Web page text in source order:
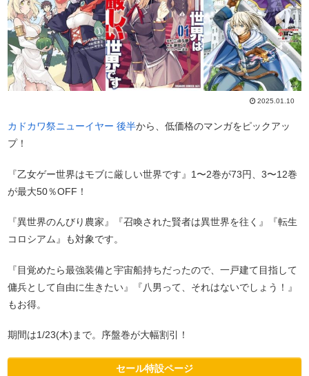
2025.01.10
カドカワ祭ニューイヤー 後半から、低価格のマンガをピックアッ
プ！
『乙女ゲー世界はモブに厳しい世界です』1〜2巻が73円、3〜12巻
が最大50％OFF！
『異世界のんびり農家』『召喚された賢者は異世界を往く』『転生
コロシアム』も対象です。
『目覚めたら最強装備と宇宙船持ちだったので、一戸建て目指して
傭兵として自由に生きたい』『八男って、それはないでしょう！』
もお得。
期間は1/23(木)まで。序盤巻が大幅割引！
セール特設ページ